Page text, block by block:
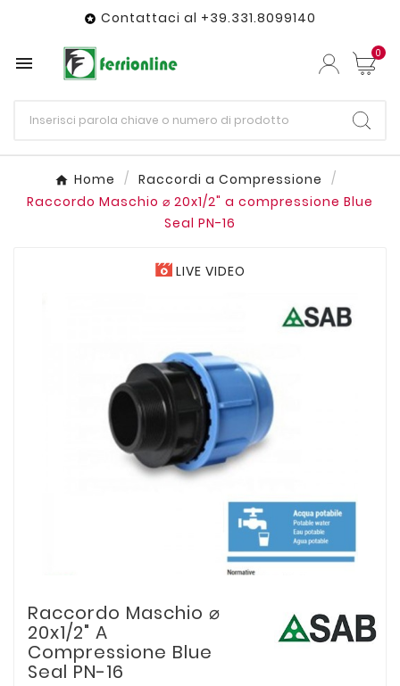
 Contattaci al +39.331.8099140
 0
Home
Raccordi a Compressione
Raccordo Maschio ⌀ 20x1/2" a compressione Blue
Seal PN-16
LIVE VIDEO
Raccordo Maschio ⌀
20x1/2" A
Compressione Blue
Seal PN-16